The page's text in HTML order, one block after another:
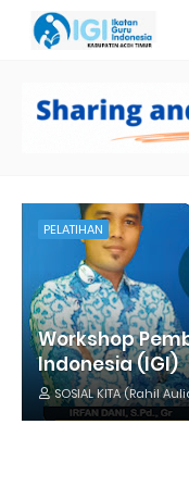
PELATIHAN
Workshop
Indonesia (IGI)
SOSIAL KITA (Rahil